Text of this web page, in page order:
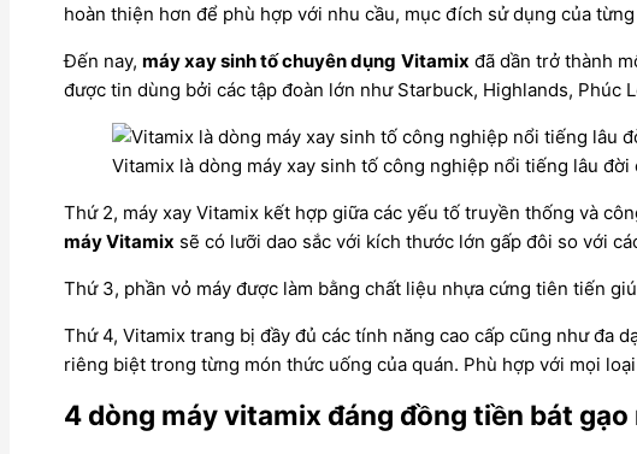
hoàn thiện hơn để phù hợp với nhu cầu, mục đích sử dụng của
Đến nay, máy xay sinh tố chuyên dụng Vitamix đã dần trở thành
được tin dùng bởi các tập đoàn lớn như Starbuck, Highlands, Phúc
Vitamix là dòng máy xay sinh tố công nghiệp nổi tiếng lâu đời
Thứ 2, máy xay Vitamix kết hợp giữa các yếu tố truyền thống và
máy Vitamix sẽ có lưỡi dao sắc với kích thước lớn gấp đôi so với
Thứ 3, phần vỏ máy được làm bằng chất liệu nhựa cứng tiên tiến
Thứ 4, Vitamix trang bị đầy đủ các tính năng cao cấp cũng như đa
riêng biệt trong từng món thức uống của quán. Phù hợp với mọi
4 dòng máy vitamix đáng đồng tiền bát gạo